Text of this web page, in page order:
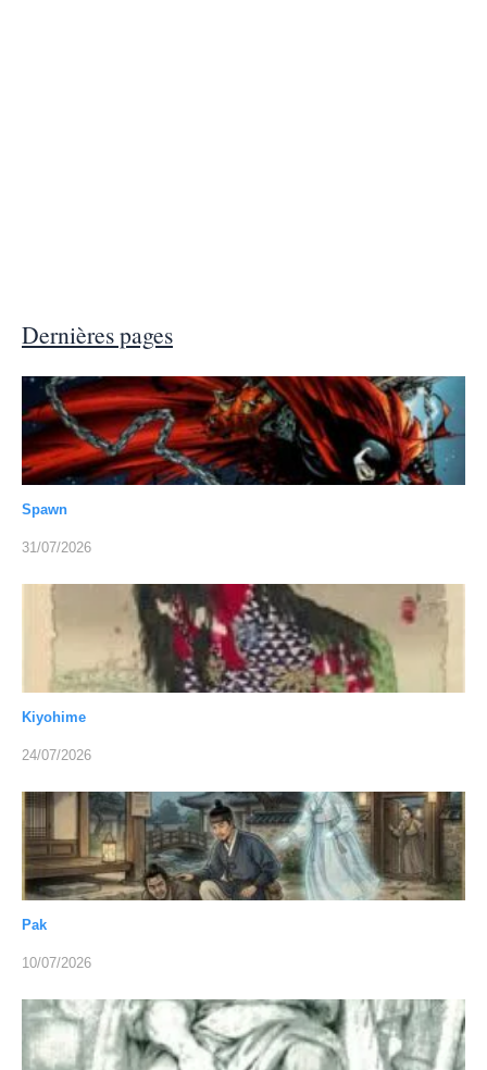
Dernières pages
Spawn
31/07/2026
Kiyohime
24/07/2026
Pak
10/07/2026